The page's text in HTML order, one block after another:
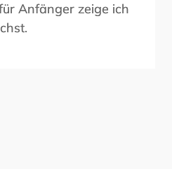
Anfänger zeige ich